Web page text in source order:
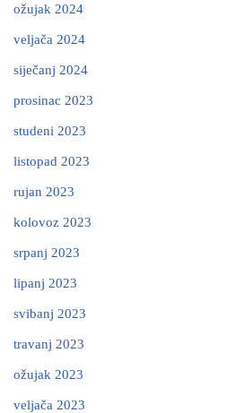
ožujak 2024
veljača 2024
siječanj 2024
prosinac 2023
studeni 2023
listopad 2023
rujan 2023
kolovoz 2023
srpanj 2023
lipanj 2023
svibanj 2023
travanj 2023
ožujak 2023
veljača 2023